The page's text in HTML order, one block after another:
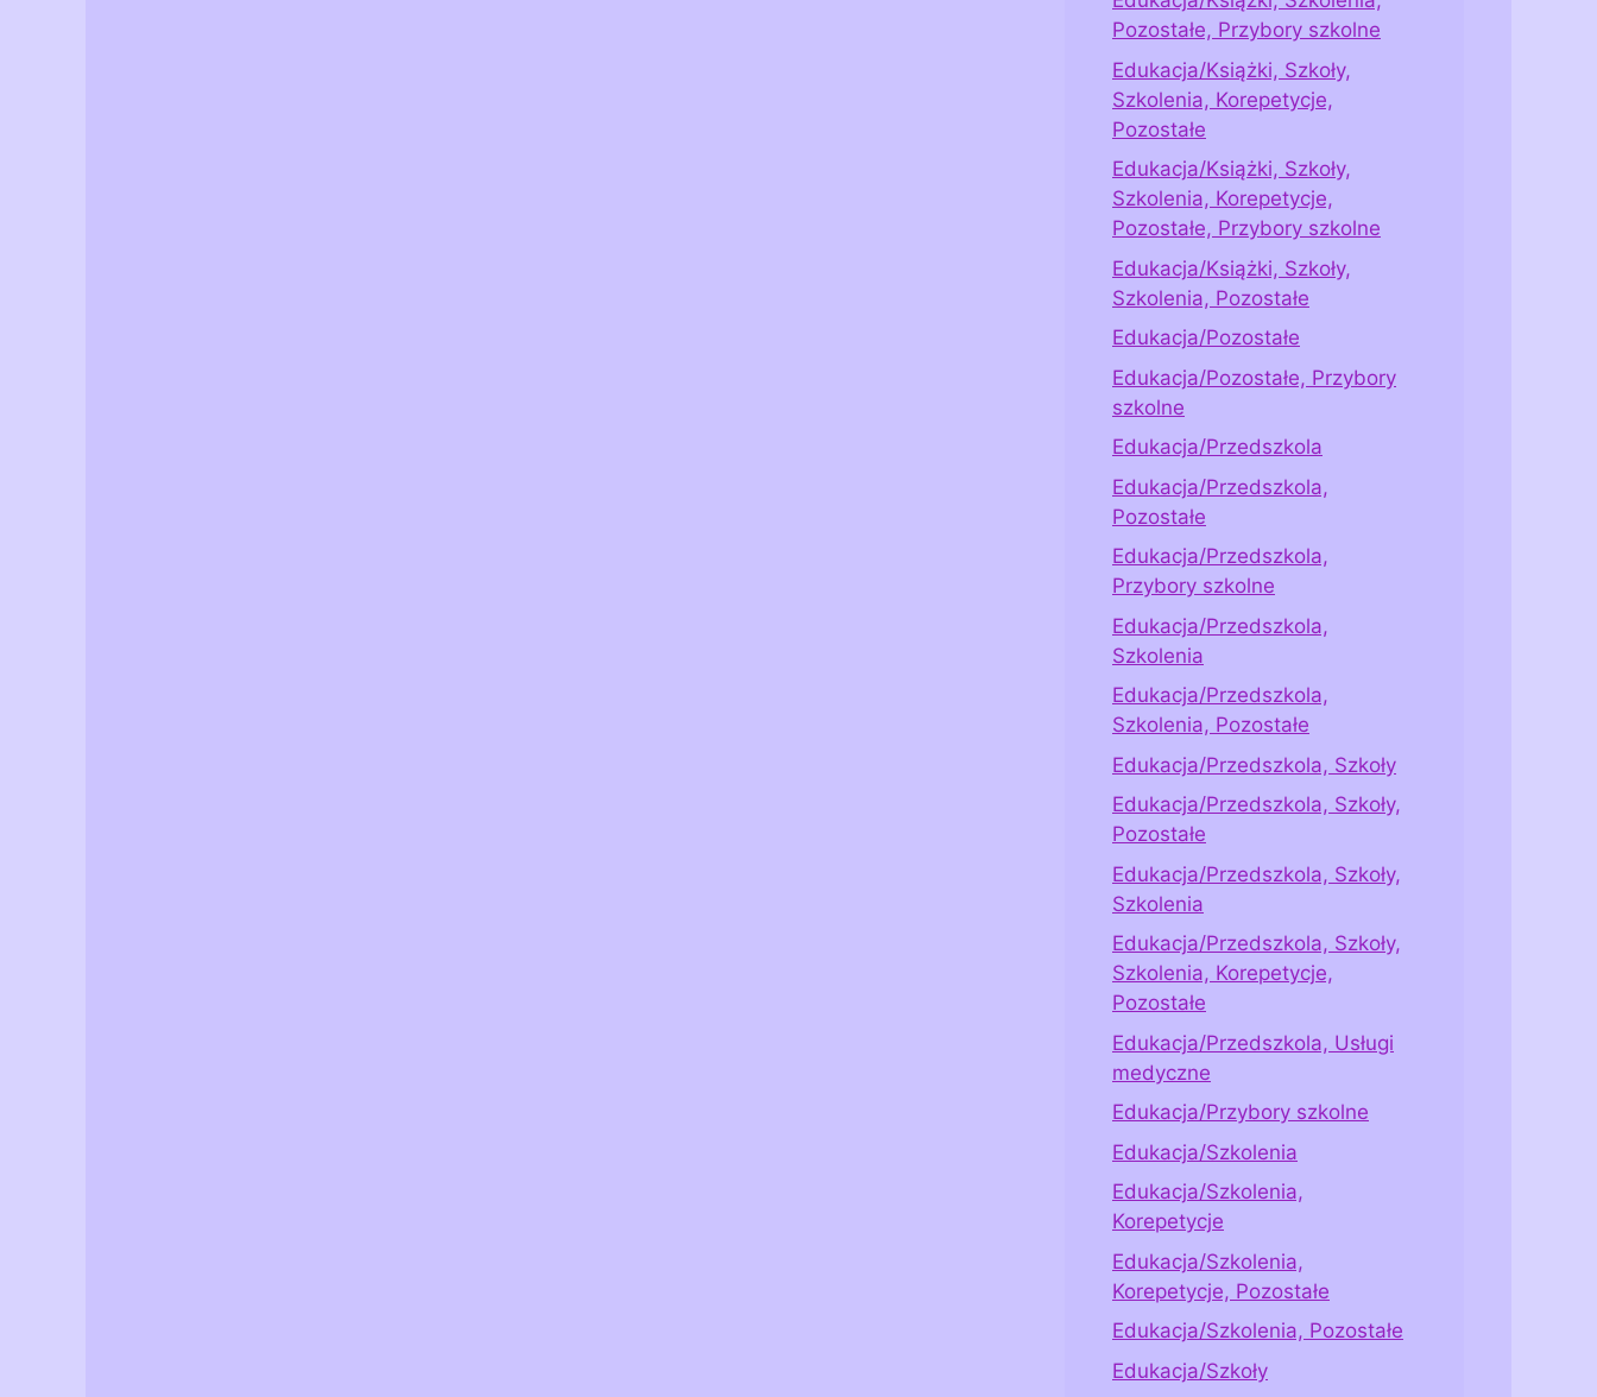
Pozostałe, Przybory szkolne
Edukacja/Książki, Szkoły,
Szkolenia, Korepetycje,
Pozostałe
Edukacja/Książki, Szkoły,
Szkolenia, Korepetycje,
Pozostałe, Przybory szkolne
Edukacja/Książki, Szkoły,
Szkolenia, Pozostałe
Edukacja/Pozostałe
Edukacja/Pozostałe, Przybory
szkolne
Edukacja/Przedszkola
Edukacja/Przedszkola,
Pozostałe
Edukacja/Przedszkola,
Przybory szkolne
Edukacja/Przedszkola,
Szkolenia
Edukacja/Przedszkola,
Szkolenia, Pozostałe
Edukacja/Przedszkola, Szkoły
Edukacja/Przedszkola, Szkoły,
Pozostałe
Edukacja/Przedszkola, Szkoły,
Szkolenia
Edukacja/Przedszkola, Szkoły,
Szkolenia, Korepetycje,
Pozostałe
Edukacja/Przedszkola, Usługi
medyczne
Edukacja/Przybory szkolne
Edukacja/Szkolenia
Edukacja/Szkolenia,
Korepetycje
Edukacja/Szkolenia,
Korepetycje, Pozostałe
Edukacja/Szkolenia, Pozostałe
Edukacja/Szkoły